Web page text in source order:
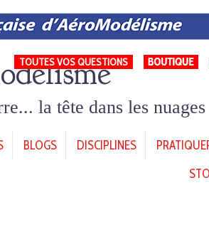
TOUTES VOS QUESTIONS
la tête dans les nuages
BLOGS DISCIPLINES